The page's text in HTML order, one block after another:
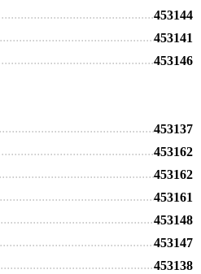
453144
453141
453146
453137
453162
453162
453161
453148
453147
453138